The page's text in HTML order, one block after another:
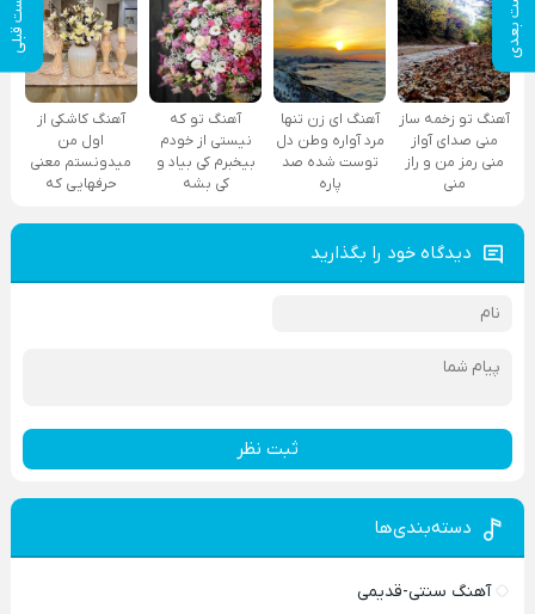
پست بعدی پست قبلی
آهنگ تو زخمه ساز
منی صدای آواز
منی رمز من و راز
منی
آهنگ ای زن تنها
مرد آواره وطن دل
توست شده صد
پاره
آهنگ تو که
نیستی از خودم
بیخبرم کی بیاد و
کی بشه
آهنگ کاشکی از
اول من
میدونستم معنی
حرفهایی که
دیدگاه خود را بگذارید
ثبت نظر
دسته‌بندی‌ها
آهنگ سنتی-قدیمی